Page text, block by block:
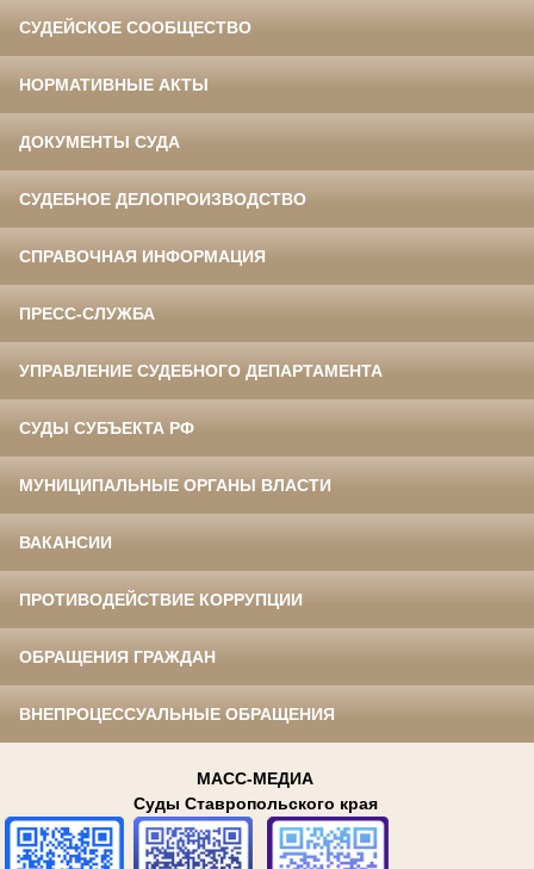
СУДЕЙСКОЕ СООБЩЕСТВО
НОРМАТИВНЫЕ АКТЫ
ДОКУМЕНТЫ СУДА
СУДЕБНОЕ ДЕЛОПРОИЗВОДСТВО
СПРАВОЧНАЯ ИНФОРМАЦИЯ
ПРЕСС-СЛУЖБА
УПРАВЛЕНИЕ СУДЕБНОГО ДЕПАРТАМЕНТА
СУДЫ СУБЪЕКТА РФ
МУНИЦИПАЛЬНЫЕ ОРГАНЫ ВЛАСТИ
ВАКАНСИИ
ПРОТИВОДЕЙСТВИЕ КОРРУПЦИИ
ОБРАЩЕНИЯ ГРАЖДАН
ВНЕПРОЦЕССУАЛЬНЫЕ ОБРАЩЕНИЯ
МАСС-МЕДИА
Суды Ставропольского края